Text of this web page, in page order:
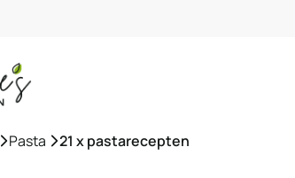
»Pasta »21 x pastarecepten